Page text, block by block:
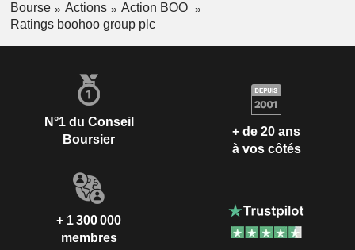
Bourse Actions
Action BOO
Ratings boohoo group plc
N°1 du Conseil
Boursier
+ de 20 ans
à vos côtés
+ 1 300 000
membres